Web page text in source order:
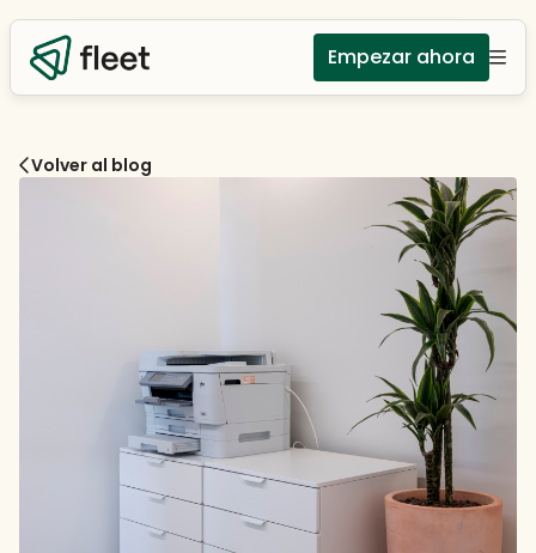
Empezar ahora
Volver al blog